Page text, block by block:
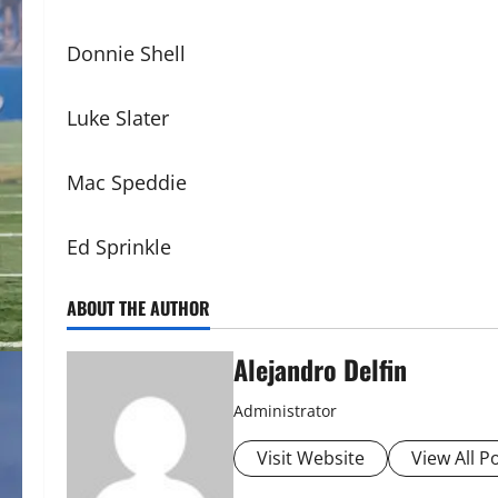
Donnie Shell
Luke Slater
Mac Speddie
Ed Sprinkle
ABOUT THE AUTHOR
Alejandro Delfin
Administrator
Visit Website View All